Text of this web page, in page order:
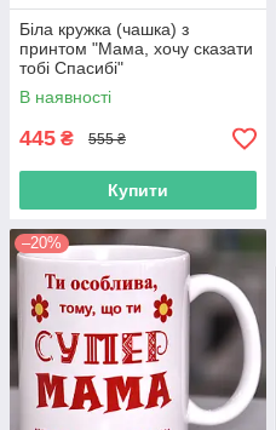
Біла кружка (чашка) з
принтом "Мама, хочу сказати
тобі Спасибі"
В наявності
445 ₴ 555 ₴
Купити
–20%